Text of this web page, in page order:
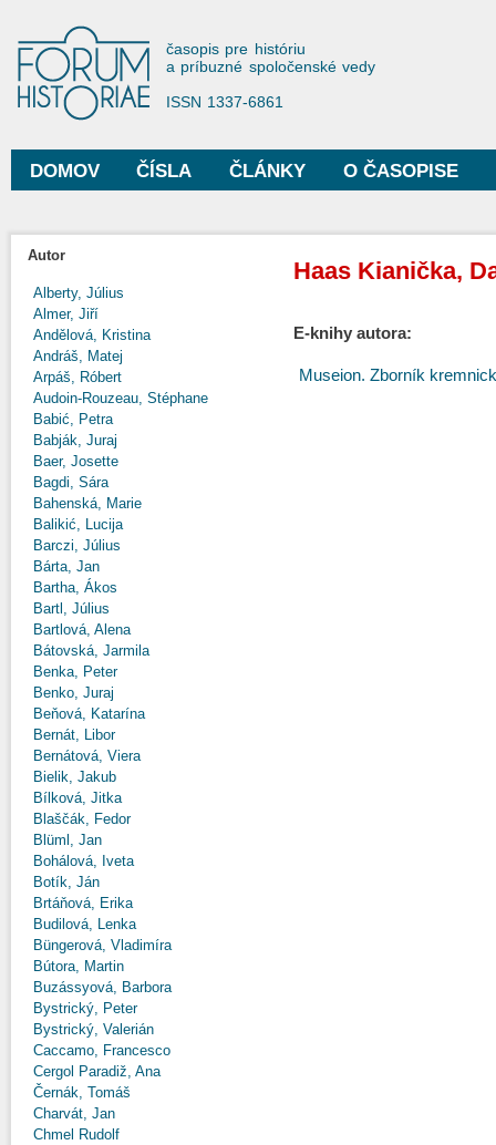
Forum Historiae
časopis pre históriu
a príbuzné spoločenské vedy
ISSN 1337-6861
Hlavné menu
DOMOV ČÍSLA ČLÁNKY O ČASOPISE
Autor
Alberty, Július
Almer, Jiří
Andělová, Kristina
Andráš, Matej
Arpáš, Róbert
Audoin-Rouzeau, Stéphane
Babić, Petra
Babják, Juraj
Baer, Josette
Bagdi, Sára
Bahenská, Marie
Balikić, Lucija
Barczi, Július
Bárta, Jan
Bartha, Ákos
Bartl, Július
Bartlová, Alena
Bátovská, Jarmila
Benka, Peter
Benko, Juraj
Beňová, Katarína
Bernát, Libor
Bernátová, Viera
Bielik, Jakub
Bílková, Jitka
Blaščák, Fedor
Blüml, Jan
Bohálová, Iveta
Botík, Ján
Brtáňová, Erika
Budilová, Lenka
Büngerová, Vladimíra
Bútora, Martin
Buzássyová, Barbora
Bystrický, Peter
Bystrický, Valerián
Caccamo, Francesco
Cergol Paradiž, Ana
Černák, Tomáš
Charvát, Jan
Chmel Rudolf
Haas Kianička,
E-knihy autora:
Museion. Zborník